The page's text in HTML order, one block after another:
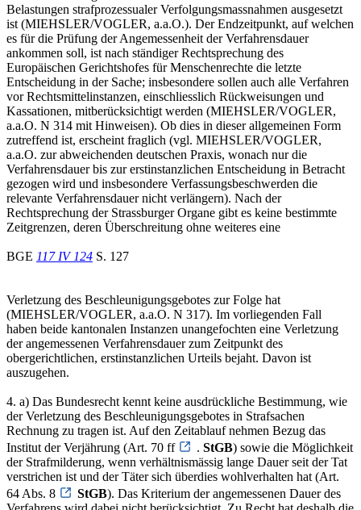
Belastungen strafprozessualer Verfolgungsmassnahmen ausgesetzt
ist (MIEHSLER/VOGLER, a.a.O.). Der Endzeitpunkt, auf welchen
es für die Prüfung der Angemessenheit der Verfahrensdauer
ankommen soll, ist nach ständiger Rechtsprechung des
Europäischen Gerichtshofes für Menschenrechte die letzte
Entscheidung in der Sache; insbesondere sollen auch alle Verfahren
vor Rechtsmittelinstanzen, einschliesslich Rückweisungen und
Kassationen, mitberücksichtigt werden (MIEHSLER/VOGLER,
a.a.O. N 314 mit Hinweisen). Ob dies in dieser allgemeinen Form
zutreffend ist, erscheint fraglich (vgl. MIEHSLER/VOGLER,
a.a.O. zur abweichenden deutschen Praxis, wonach nur die
Verfahrensdauer bis zur erstinstanzlichen Entscheidung in Betracht
gezogen wird und insbesondere Verfassungsbeschwerden die
relevante Verfahrensdauer nicht verlängern). Nach der
Rechtsprechung der Strassburger Organe gibt es keine bestimmte
Zeitgrenzen, deren Überschreitung ohne weiteres eine
BGE 117 IV 124 S. 127
Verletzung des Beschleunigungsgebotes zur Folge hat
(MIEHSLER/VOGLER, a.a.O. N 317). Im vorliegenden Fall
haben beide kantonalen Instanzen unangefochten eine Verletzung
der angemessenen Verfahrensdauer zum Zeitpunkt des
obergerichtlichen, erstinstanzlichen Urteils bejaht. Davon ist
auszugehen.
4. a) Das Bundesrecht kennt keine ausdrückliche Bestimmung, wie
der Verletzung des Beschleunigungsgebotes in Strafsachen
Rechnung zu tragen ist. Auf den Zeitablauf nehmen Bezug das
Institut der Verjährung (Art. 70 ff
. StGB) sowie die Möglichkeit
der Strafmilderung, wenn verhältnismässig lange Dauer seit der Tat
verstrichen ist und der Täter sich überdies wohlverhalten hat (Art.
64 Abs. 8
StGB). Das Kriterium der angemessenen Dauer des